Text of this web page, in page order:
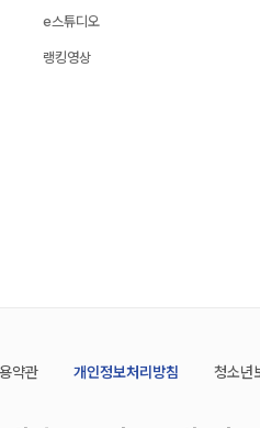
e스튜디오
랭킹영상
약관 개인정보처리방침 청소년